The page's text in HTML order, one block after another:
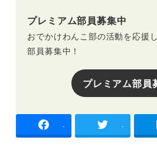
プレミアム部員募集中
おでかけわんこ部の活動を応援
部員募集中！
プレミアム部員
- -